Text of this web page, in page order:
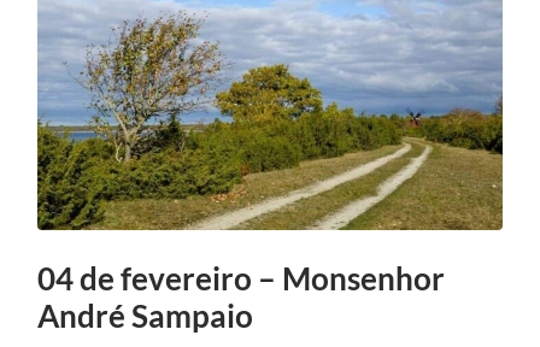
04 de fevereiro – Monsenhor
André Sampaio